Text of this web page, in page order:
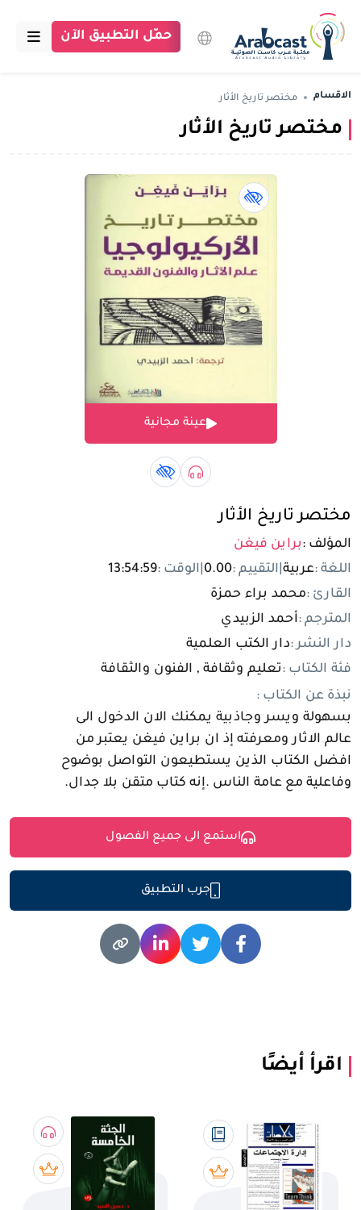
الرئيسية
مكتبة عرب كاست
تبرع للمكتبة
مستخدم جديد
حمّل التطبيق الآن
الاقسام مختصر تاريخ الأثار
مختصر تاريخ الأثار
كتاب لذوي الهمم book
عينة مجانية
صوتي bookكتاب لذوي الهمم book
مختصر تاريخ الأثار
المؤلف :براين فيغن
اللغة :عربية التقييم :0.00 الوقت :13:54:59
القارئ :محمد براء حمزة
المترجم :أحمد الزبيدي
دار النشر :دار الكتب العلمية
فئة الكتاب :تعليم وثقافة , الفنون والثقافة
نبذة عن الكتاب :
بسهولة ويسر وجاذبية يمكنك الان الدخول الى
عالم الاثار ومعرفته إذ ان براين فيغن يعتبر من
افضل الكتاب الذين يستطيعون التواصل بوضوح
وفاعلية مع عامة الناس .إنه كتاب متقن بلا جدال.
استمع الى جميع الفصول
جرب التطبيق
اقرأ أيضًا